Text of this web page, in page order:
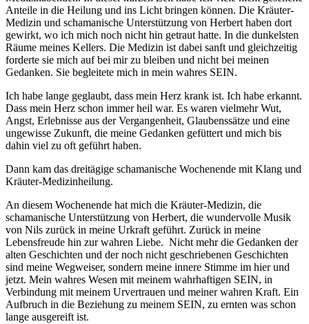
Anteile in die Heilung und ins Licht bringen können. Die Kräuter-
Medizin und schamanische Unterstützung von Herbert haben dort
gewirkt, wo ich mich noch nicht hin getraut hatte. In die dunkelsten
Räume meines Kellers. Die Medizin ist dabei sanft und gleichzeitig
forderte sie mich auf bei mir zu bleiben und nicht bei meinen
Gedanken. Sie begleitete mich in mein wahres SEIN.
Ich habe lange geglaubt, dass mein Herz krank ist. Ich habe erkannt.
Dass mein Herz schon immer heil war. Es waren vielmehr Wut,
Angst, Erlebnisse aus der Vergangenheit, Glaubenssätze und eine
ungewisse Zukunft, die meine Gedanken gefüttert und mich bis
dahin viel zu oft geführt haben.
Dann kam das dreitägige schamanische Wochenende mit Klang und
Kräuter-Medizinheilung.
An diesem Wochenende hat mich die Kräuter-Medizin, die
schamanische Unterstützung von Herbert, die wundervolle Musik
von Nils zurück in meine Urkraft geführt. Zurück in meine
Lebensfreude hin zur wahren Liebe. Nicht mehr die Gedanken der
alten Geschichten und der noch nicht geschriebenen Geschichten
sind meine Wegweiser, sondern meine innere Stimme im hier und
jetzt. Mein wahres Wesen mit meinem wahrhaftigen SEIN, in
Verbindung mit meinem Urvertrauen und meiner wahren Kraft. Ein
Aufbruch in die Beziehung zu meinem SEIN, zu ernten was schon
lange ausgereift ist.